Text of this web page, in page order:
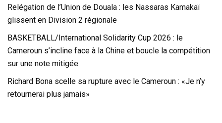
Relégation de l’Union de Douala : les Nassaras Kamakaï
glissent en Division 2 régionale
BASKETBALL/International Solidarity Cup 2026 : le
Cameroun s’incline face à la Chine et boucle la compétition
sur une note mitigée
Richard Bona scelle sa rupture avec le Cameroun : «Je n’y
retournerai plus jamais»